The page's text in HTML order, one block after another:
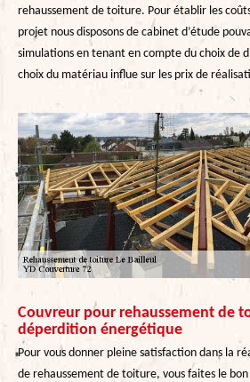
rehaussement de toiture. Pour établir les
projet nous disposons de cabinet d’étude
simulations en tenant en compte du choix de
choix du matériau influe sur les prix de
Couvreur pour rehaussement de
déperdition énergétique
Pour vous donner pleine satisfaction dans la
de rehaussement de toiture, vous faites le